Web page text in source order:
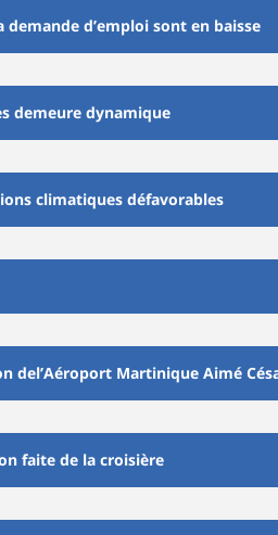
d’emploi sont en baisse
demeure dynamique
climatiques défavorables
del’Aéroport Martinique Aimé
faite de la croisière